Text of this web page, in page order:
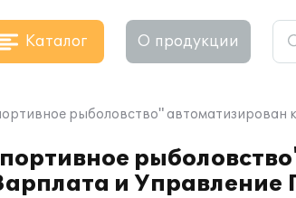
Каталог О продукции
рыболовство"
и Управление